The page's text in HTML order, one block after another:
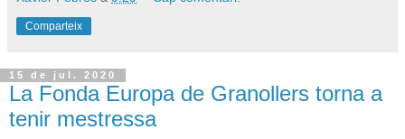
Comparteix
15 de jul. 2020
La Fonda Europa de Granollers torna a
tenir mestressa